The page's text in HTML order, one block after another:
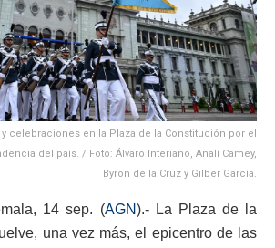
celebraciones en la Plaza de la Constitución por el
del país. / Foto: Álvaro Interiano, Analí Camey,
Byron de la Cruz y Gilber García.
14 sep. (AGN).- La Plaza de la
una vez más, el epicentro de las